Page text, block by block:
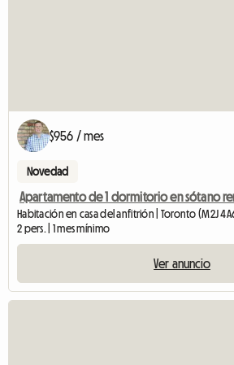
$956 / mes
Novedad
Apartamento de 1 dormitorio en sótano
Habitación en casa del anfitrión | Toronto (M2J
2 pers. | 1 mes mínimo
Ver anuncio